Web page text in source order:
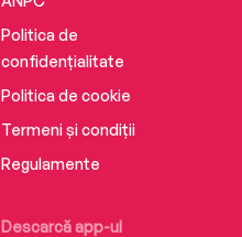
Descarcă app-ul
Politica de
confidențialitate
Politica de cookie
Termeni și condiții
Regulamente